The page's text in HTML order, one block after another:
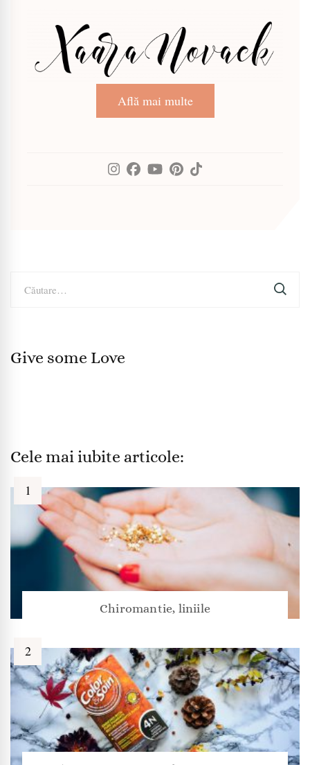
Află mai multe
după:
Give some Love
Cele mai iubite articole:
Chiromantie, liniile